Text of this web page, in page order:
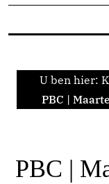
U ben hier:
PBC |
PBC |